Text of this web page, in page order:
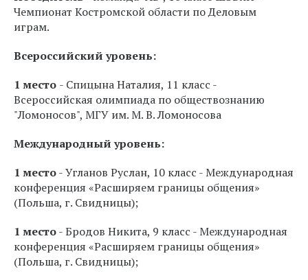
Чемпионат Костромской области по Деловым
играм.
Всероссийский уровень:
1 место - Спицына Наталия, 11 класс -
Всероссийская олимпиада по обществознанию
"Ломоносов", МГУ им. М. В. Ломоносова
Международный уровень:
1 место- Угланов Руслан, 10 класс - Международная
конференция «Расширяем границы общения»
(Польша, г. Свидницы);
1 место- Бродов Никита, 9 класс - Международная
конференция «Расширяем границы общения»
(Польша, г. Свидницы);